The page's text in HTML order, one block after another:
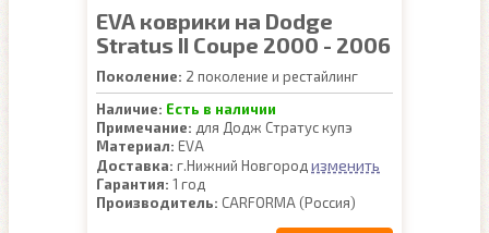
EVA коврики на Dodge
Stratus II Coupe 2000 - 2006
Поколение: 2 поколение и рестайлинг
Наличие: Есть в наличии
Примечание: для Додж Стратус купэ
Материал: EVA
Доставка: г.Нижний Новгород изменить
Гарантия: 1 год
Производитель: CARFORMA (Россия)